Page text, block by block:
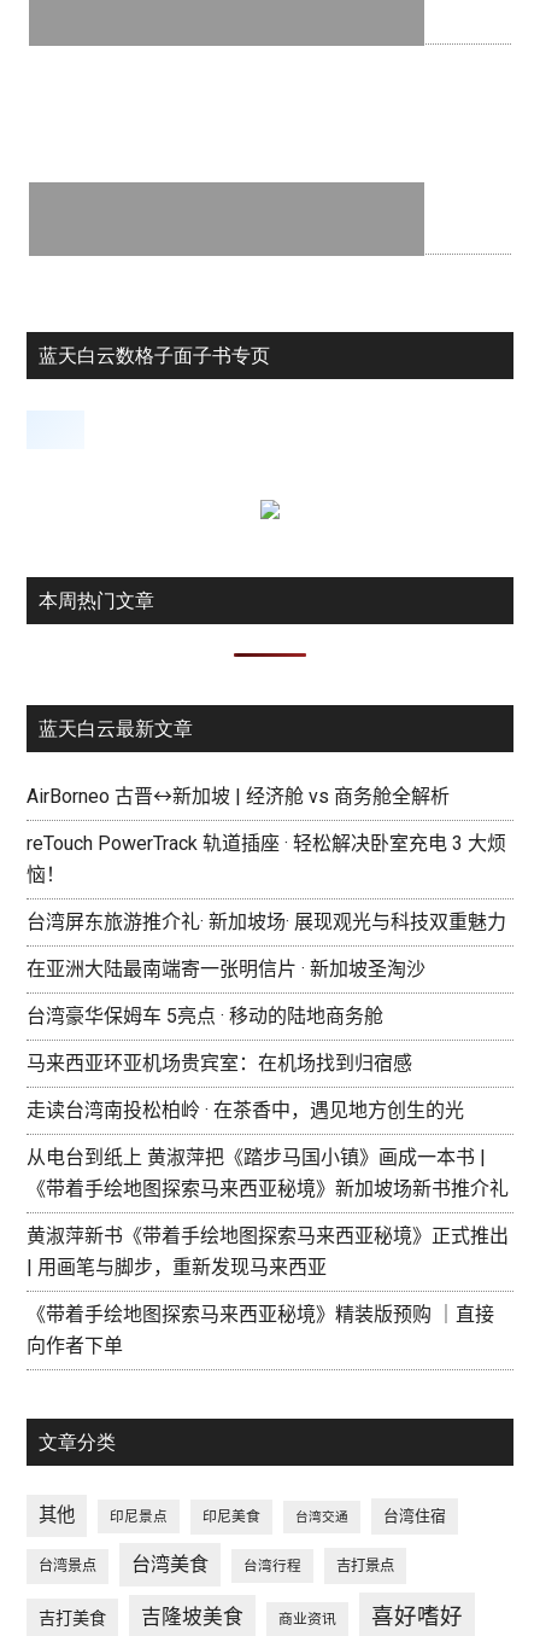
蓝天白云数格子面子书专页
本周热门文章
蓝天白云最新文章
AirBorneo 古晋↔新加坡 | 经济舱 vs 商务舱全解析
reTouch PowerTrack 轨道插座 · 轻松解决卧室充电 3 大烦
恼！
台湾屏东旅游推介礼· 新加坡场· 展现观光与科技双重魅力
在亚洲大陆最南端寄一张明信片 · 新加坡圣淘沙
台湾豪华保姆车 5亮点 · 移动的陆地商务舱
马来西亚环亚机场贵宾室：在机场找到归宿感
走读台湾南投松柏岭 · 在茶香中，遇见地方创生的光
从电台到纸上 黄淑萍把《踏步马国小镇》画成一本书 |
《带着手绘地图探索马来西亚秘境》新加坡场新书推介礼
黄淑萍新书《带着手绘地图探索马来西亚秘境》正式推出
| 用画笔与脚步，重新发现马来西亚
《带着手绘地图探索马来西亚秘境》精装版预购 ｜直接
向作者下单
文章分类
其他 印尼景点 印尼美食 台湾交通 台湾住宿
台湾景点 台湾美食 台湾行程 吉打景点
吉打美食 吉隆坡美食 商业资讯 喜好嗜好